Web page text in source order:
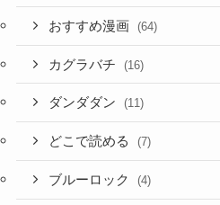
おすすめ漫画 (64)
カグラバチ (16)
ダンダダン (11)
どこで読める (7)
ブルーロック (4)